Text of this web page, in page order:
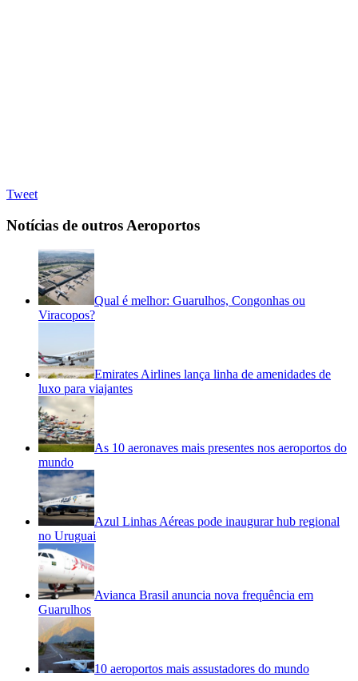
Tweet
Notícias de outros Aeroportos
Qual é melhor: Guarulhos, Congonhas ou
Viracopos?
Emirates Airlines lança linha de amenidades de
luxo para viajantes
As 10 aeronaves mais presentes nos aeroportos do
mundo
Azul Linhas Aéreas pode inaugurar hub regional
no Uruguai
Avianca Brasil anuncia nova frequência em
Guarulhos
10 aeroportos mais assustadores do mundo